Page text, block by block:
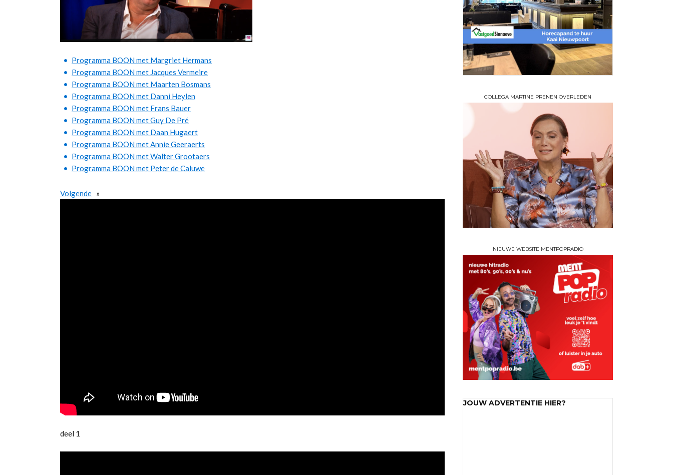
Programma BOON met Margriet Hermans
Programma BOON met Jacques Vermeire
Programma BOON met Maarten Bosmans
Programma BOON met Danni Heylen
Programma BOON met Frans Bauer
Programma BOON met Guy De Pré
Programma BOON met Daan Hugaert
Programma BOON met Annie Geeraerts
Programma BOON met Walter Grootaers
Programma BOON met Peter de Caluwe
Volgende »
deel 1
COLLEGA MARTINE PRENEN OVERLEDEN
NIEUWE WEBSITE MENTPOPRADIO
JOUW ADVERTENTIE HIER?